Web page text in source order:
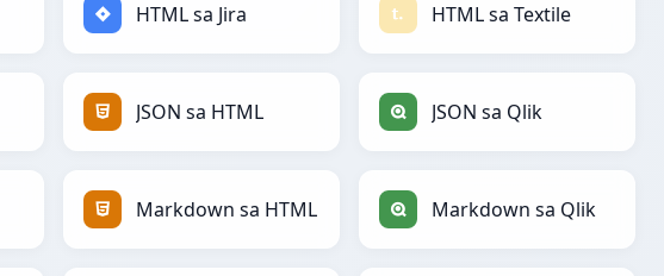
HTML sa Jira HTML sa Textile
JSON sa HTML JSON sa Qlik
Markdown sa HTML Markdown sa Qlik